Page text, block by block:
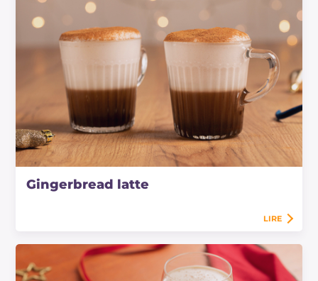
Gingerbread latte
LIRE